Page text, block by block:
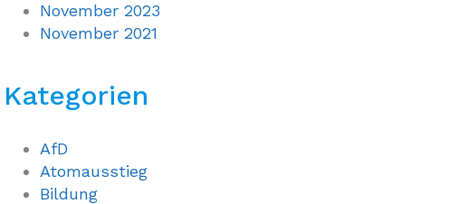
November 2023
November 2021
Kategorien
AfD
Atomausstieg
Bildung